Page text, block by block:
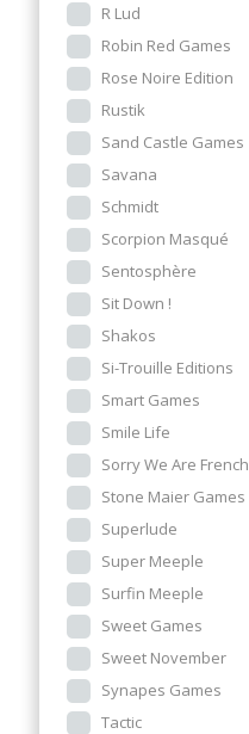
R Lud
Robin Red Games
Rose Noire Edition
Rustik
Sand Castle Games
Savana
Schmidt
Scorpion Masqué
Sentosphère
Sit Down !
Shakos
Si-Trouille Editions
Smart Games
Smile Life
Sorry We Are French
Stone Maier Games
Superlude
Super Meeple
Surfin Meeple
Sweet Games
Sweet November
Synapes Games
Tactic